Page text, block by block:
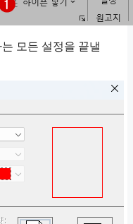
모든 설정을 끝낼